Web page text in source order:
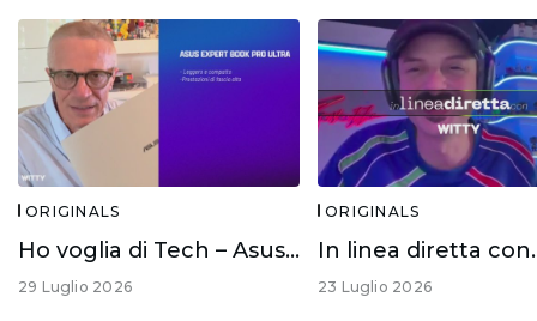
ORIGINALS
Ho voglia di Tech – Asus Expert Book Ultra
29 Luglio 2026
ORIGINALS
23 Luglio 2026